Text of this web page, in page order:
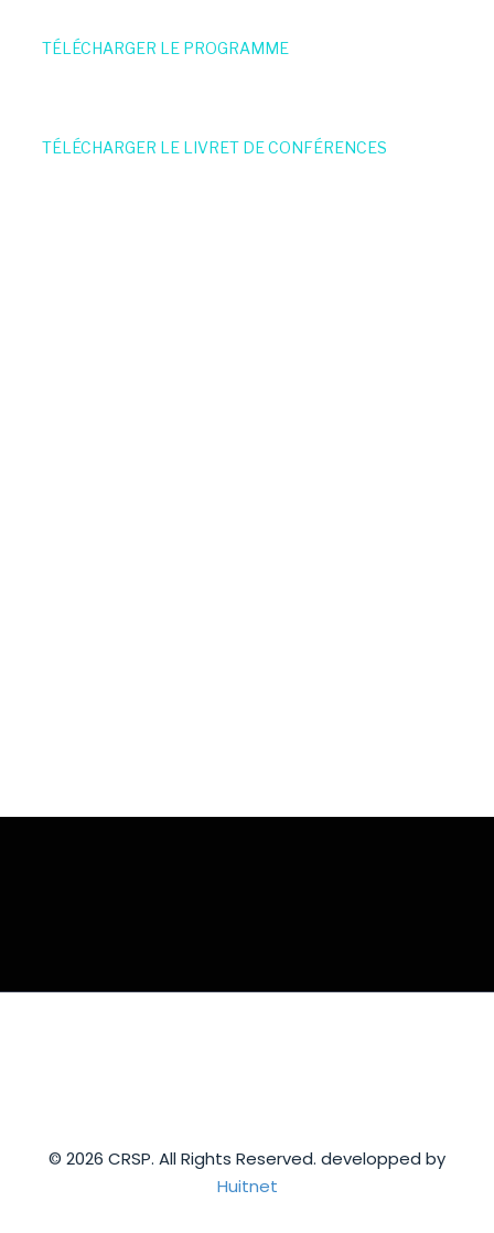
TÉLÉCHARGER LE PROGRAMME
TÉLÉCHARGER LE LIVRET DE CONFÉRENCES
© 2026 CRSP. All Rights Reserved. developped by
Huitnet